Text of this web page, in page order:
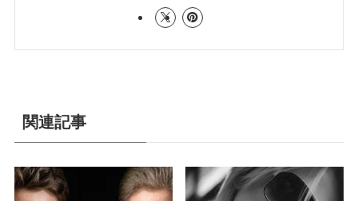
関連記事